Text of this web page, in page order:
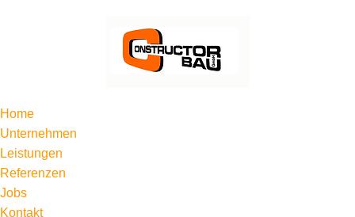
Home
Unternehmen
Leistungen
Referenzen
Jobs
Kontakt